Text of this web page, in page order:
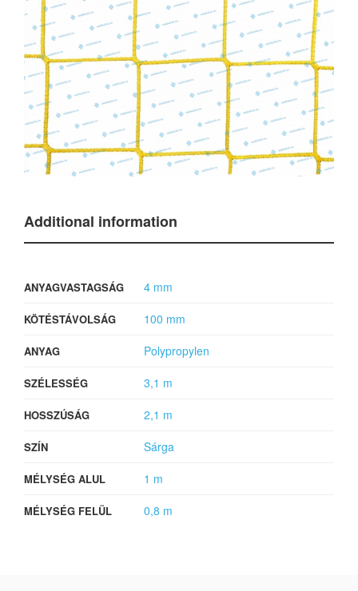
Additional information
ANYAGVASTAGSÁG 4 mm
KÖTÉSTÁVOLSÁG 100 mm
ANYAG Polypropylen
SZÉLESSÉG 3,1 m
HOSSZÚSÁG 2,1 m
SZÍN Sárga
MÉLYSÉG ALUL 1 m
MÉLYSÉG FELÜL 0,8 m